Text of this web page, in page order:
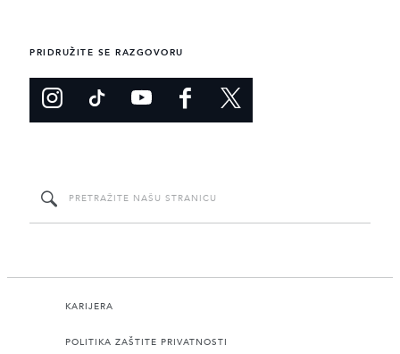
PRIDRUŽITE SE RAZGOVORU
KARIJERA
POLITIKA ZAŠTITE PRIVATNOSTI